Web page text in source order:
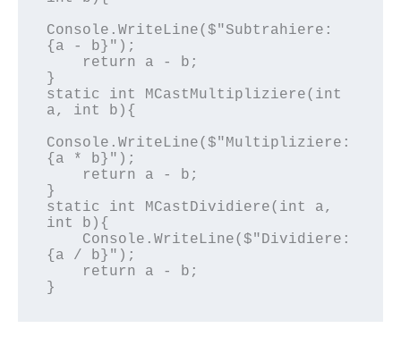
Console.WriteLine($"Subtrahiere:
{a - b}");
}
static int MCastMultipliziere(int
a, int b){
Console.WriteLine($"Multipliziere:
{a * b}");
}
static int MCastDividiere(int a,
int b){
{a / b}");
}